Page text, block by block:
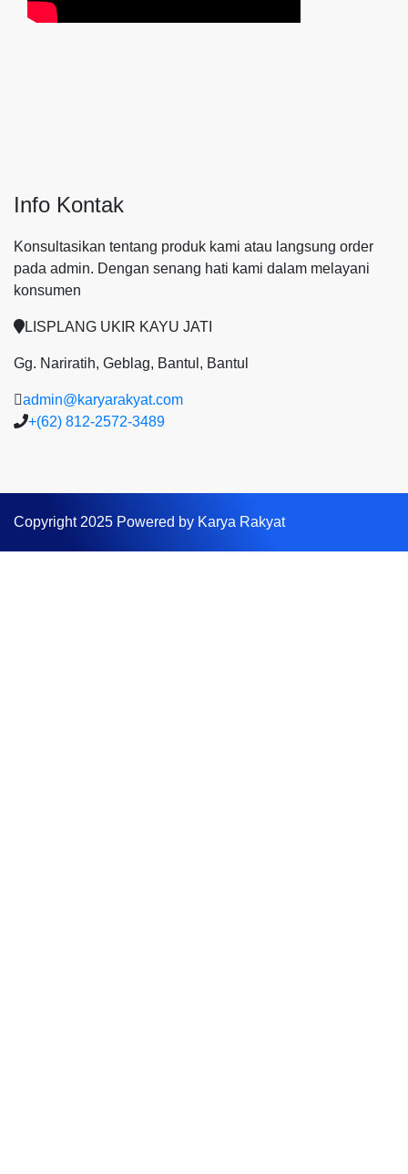
Info Kontak
Konsultasikan tentang produk kami atau langsung order
pada admin. Dengan senang hati kami dalam melayani
konsumen
LISPLANG UKIR KAYU JATI
Gg. Nariratih, Geblag, Bantul, Bantul
admin@karyarakyat.com
+(62) 812-2572-3489
Copyright 2025 Powered by Karya Rakyat